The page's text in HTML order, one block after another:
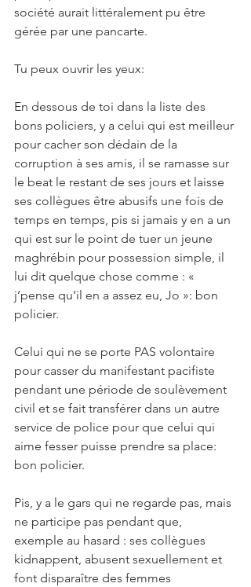
société aurait littéralement pu être
gérée par une pancarte.
Tu peux ouvrir les yeux:
En dessous de toi dans la liste des
bons policiers, y a celui qui est meilleur
pour cacher son dédain de la
corruption à ses amis, il se ramasse sur
le beat le restant de ses jours et laisse
ses collègues être abusifs une fois de
temps en temps, pis si jamais y en a un
qui est sur le point de tuer un jeune
maghrébin pour possession simple, il
lui dit quelque chose comme : «
j’pense qu’il en a assez eu, Jo »: bon
policier.
Celui qui ne se porte PAS volontaire
pour casser du manifestant pacifiste
pendant une période de soulèvement
civil et se fait transférer dans un autre
service de police pour que celui qui
aime fesser puisse prendre sa place:
bon policier.
Pis, y a le gars qui ne regarde pas, mais
ne participe pas pendant que,
exemple au hasard : ses collègues
kidnappent, abusent sexuellement et
font disparaître des femmes